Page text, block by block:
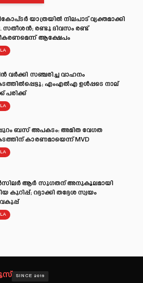
യാത്രയിൽ നിലപാട് വ്യക്തമാക്കി
സതീശൻ; രണ്ടു ദിവസം രണ്ട്
ആക്ഷേപം
വര്‍ക്കി സഞ്ചരിച്ച വാഹനം
എംഎല്‍എ ഉള്‍പ്പടെ നാല്
പരിക്ക്
ബസ് അപകടം: അമിത വേഗത
കാരണമായെന്ന് MVD
ആർ സുഗതന് അനുകൂലമായി
കുറിപ്പ്; റദ്ദാക്കി തദ്ദേശ സ്വയം
SINCE 2019